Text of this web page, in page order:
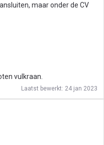
maar onder de CV
vulkraan.
Laatst bewerkt: 24 jan 2023